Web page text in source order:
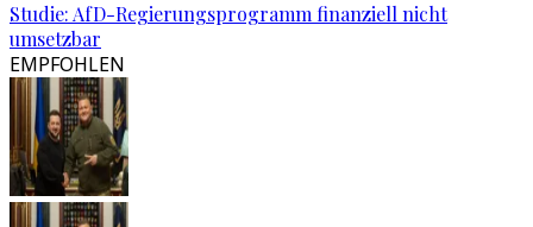
Studie: AfD-Regierungsprogramm finanziell nicht
umsetzbar
EMPFOHLEN